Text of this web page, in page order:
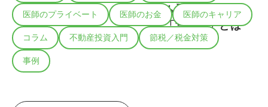
ラム】医師に必要
な「営業力」とは
−前編−
医師のプライベート 医師のお金 医師のキャリア
コラム 不動産投資入門 節税／税金対策
事例